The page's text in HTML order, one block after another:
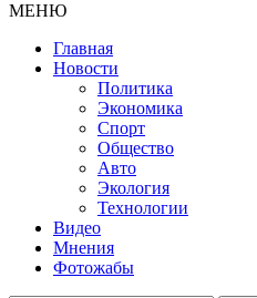
МЕНЮ
Главная
Новости
Политика
Экономика
Спорт
Общество
Авто
Экология
Технологии
Видео
Мнения
Фотожабы